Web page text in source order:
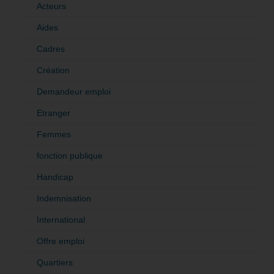
Acteurs
Aides
Cadres
Création
Demandeur emploi
Etranger
Femmes
fonction publique
Handicap
Indemnisation
International
Offre emploi
Quartiers